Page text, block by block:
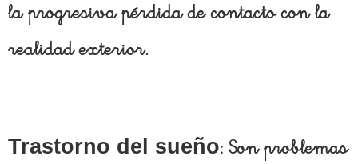
la progresiva pérdida de contacto con la
realidad exterior.
Trastorno del sueño: Son problemas